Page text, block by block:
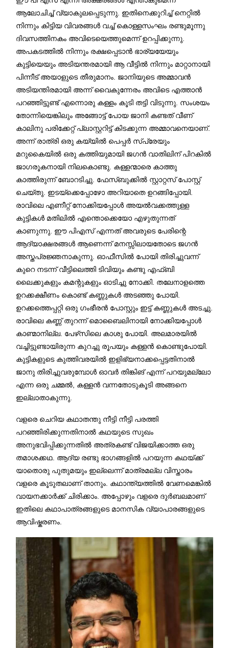
ആലോചിച്ച് വ്യാകുലപ്പെടുന്നു. ഇതിനെക്കുറിച്ച് നെറ്റിൽ
നിന്നും കിട്ടിയ വിവരങ്ങൾ വച്ച് കൊള്ളസംഘം രണ്ടുമൂന്നു
ദിവസത്തിനകം അവിടെയെത്തുമെന്ന് ഉറപ്പിക്കുന്നു.
അപകടത്തിൽ നിന്നും രക്ഷപ്പെടാൻ ഭാര്യയേയും
കുട്ടിയെയും അടിയന്തരമായി ആ വീട്ടിൽ നിന്നും മാറ്റാനായി
പിന്നീട് അയാളുടെ തീരുമാനം. ജാനിയുടെ അമ്മാവൻ
അടിയന്തിരമായി അന്ന് വൈകുന്നേരം അവിടെ എത്താൻ
പറഞ്ഞിട്ടുണ്ട് എന്നൊരു കള്ളം കൂടി തട്ടി വിടുന്നു. സംശയം
തോന്നിയെങ്കിലും അങ്ങോട്ട് പോയ ജാനി കണ്ടത് വീണ്
കാലിനു പരിക്കേറ്റ് പ്ലാസ്റ്ററിട്ട് കിടക്കുന്ന അമ്മാവനെയാണ്.
അന്ന് രാത്രി ഒരു കയ്യിൽ പെപ്പർ സ്പ്രേയും
മറുകൈയിൽ ഒരു കത്തിയുമായി ജഗൻ വാതിലിന് പിറകിൽ
ജാഗരൂകനായി നിലകൊണ്ടു. കള്ളന്മാരെ കാത്തു
കാത്തിരുന്ന് ബോറടിച്ചു. ഫേസ്ബുക്കിൽ സ്റ്റാറ്റസ് പോസ്റ്റ്
ചെയ്തു. ഇടയ്ക്കെപ്പോഴോ അറിയാതെ ഉറങ്ങിപ്പോയി.
രാവിലെ എണീറ്റ് നോക്കിയപ്പോൾ അയൽവക്കത്തുള്ള
കുട്ടികൾ മതിലിൽ എന്തൊക്കെയോ എഴുതുന്നത്
കാണുന്നു. ഈ പിഎസ് എന്നത് അവരുടെ പേരിന്റെ
ആദ്യാക്ഷരങ്ങൾ ആണെന്ന് മനസ്സിലായതോടെ ജഗൻ
അസ്തപ്രജ്ഞനാകുന്നു. ഓഫീസിൽ പോയി തിരിച്ചുവന്ന്
കുറെ നടന്ന് വീട്ടിലെത്തി ടിവിയും കണ്ടു എഫ്ബി
ലൈക്കുകളും കമന്റുകളും ഓടിച്ചു നോക്കി. തലേനാളത്തെ
ഉറക്കക്ഷീണം കൊണ്ട് കണ്ണുകൾ അടഞ്ഞു പോയി.
ഉറക്കത്തെപ്പറ്റി ഒരു ഗംഭീരൻ പോസ്റ്റും ഇട്ട് കണ്ണുകൾ അടച്ചു.
രാവിലെ കണ്ണ് തുറന്ന് മൊബൈലിനായി നോക്കിയപ്പോൾ
കാണ്മാനില്ല. പേഴ്‌സിലെ കാശു പോയി. അലമാരയിൽ
വച്ചിട്ടുണ്ടായിരുന്ന കുറച്ചു രൂപയും കള്ളൻ കൊണ്ടുപോയി.
കുട്ടികളുടെ കുത്തിവരയിൽ ഇളിഭ്യനാക്കപ്പെട്ടതിനാൽ
ജാനു തിരിച്ചുവരുമ്പോൾ ഓവർ തിങ്കിങ് എന്ന് പറയുമല്ലോ
എന്ന ഒരു ചമ്മൽ, കള്ളൻ വന്നതോടുകൂടി അങ്ങനെ
ഇല്ലാതാകുന്നു.
വളരെ ചെറിയ കഥാതന്തു നീട്ടി നീട്ടി പരത്തി
പറഞ്ഞിരിക്കുന്നതിനാൽ കഥയുടെ സുഖം
അനുഭവിപ്പിക്കുന്നതിൽ അത്രകണ്ട് വിജയിക്കാത്ത ഒരു
തമാശക്കഥ. ആദ്യ രണ്ടു ഭാഗങ്ങളിൽ പറയുന്ന കഥയ്ക്ക്
യാതൊരു പുതുമയും ഇല്ലെന്ന് മാത്രമല്ല വിസ്താരം
വളരെ കൂടുതലാണ് താനും. കഥാന്ത്യത്തിൽ വേണമെങ്കിൽ
വായനക്കാർക്ക് ചിരിക്കാം. അപ്പോഴും വളരെ ദുർബലമാണ്
ഇതിലെ കഥാപാത്രങ്ങളുടെ മാനസിക വ്യാപാരങ്ങളുടെ
ആവിഷ്കരണം.